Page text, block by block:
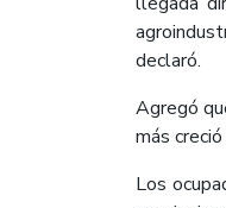
declaró.
Agregó
más
Los